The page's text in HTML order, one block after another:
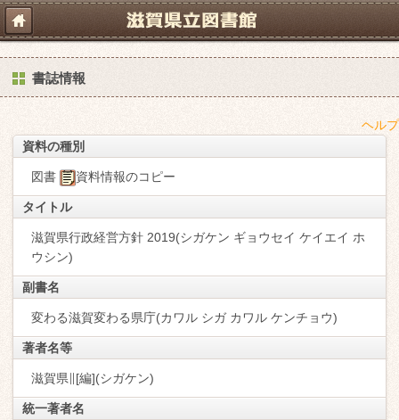
書誌情報
ヘルプ
資料の種別
図書 資料情報のコピー
タイトル
滋賀県行政経営方針 2019(シガケン ギョウセイ ケイエイ ホ
ウシン)
副書名
変わる滋賀変わる県庁(カワル シガ カワル ケンチョウ)
著者名等
滋賀県∥[編](シガケン)
統一著者名